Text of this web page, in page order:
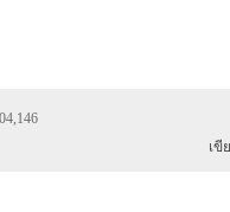
เขี